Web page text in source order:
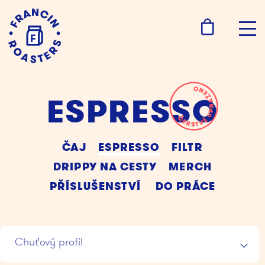
ESPRESSO
ČAJ ESPRESSO
FILTR
DRIPPY NA CESTY
MERCH
PŘÍSLUŠENSTVÍ
DO PRÁCE
Chuťový profil